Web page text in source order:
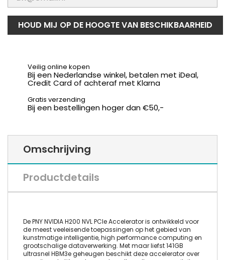
HOUD MIJ OP DE HOOGTE VAN BESCHIKBAARHEID
Veilig online kopen
Bij een Nederlandse winkel, betalen met iDeal,
Credit Card of achteraf met Klarna
Gratis verzending
Bij een bestellingen hoger dan €50,-
Omschrijving
Productdetails
De PNY NVIDIA H200 NVL PCIe Accelerator is ontwikkeld voor
de meest veeleisende toepassingen op het gebied van
kunstmatige intelligentie, high performance computing en
grootschalige dataverwerking. Met maar liefst 141GB
ultrasnel HBM3e geheugen beschikt deze accelerator over